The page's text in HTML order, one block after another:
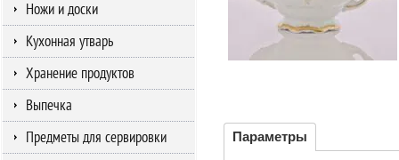
Параметры
Ножи и доски
Кухонная утварь
Хранение продуктов
Выпечка
Предметы для сервировки